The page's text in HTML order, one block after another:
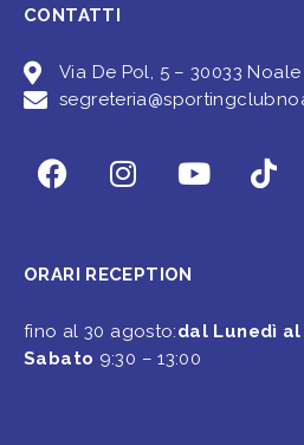
CONTATTI
Via De Pol, 5 – 30033 Noale
ORARI RECEPTION
fino al 30 agosto:dal Lunedì al
Sabato 9:30 – 13:00